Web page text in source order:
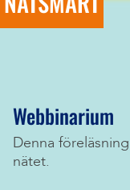
Webbinarium
Denna
nätet.